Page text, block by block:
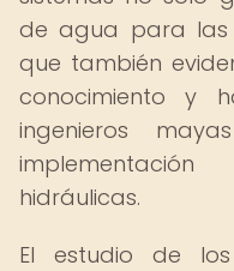
de agua para las
que también
conocimiento y
ingenieros
hidráulicas.
El estudio de